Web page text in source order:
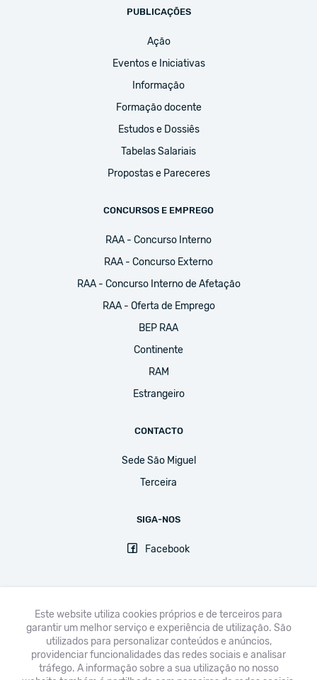
PUBLICAÇÕES
Ação
Eventos e Iniciativas
Informação
Formação docente
Estudos e Dossiês
Tabelas Salariais
Propostas e Pareceres
CONCURSOS E EMPREGO
RAA - Concurso Interno
RAA - Concurso Externo
RAA - Concurso Interno de Afetação
RAA - Oferta de Emprego
BEP RAA
Continente
RAM
Estrangeiro
CONTACTO
Sede São Miguel
Terceira
SIGA-NOS
Facebook
FNE UGT CPLP-SE CSEE-ETUCE EI-IE CSI
Avisos legais & Política de Privacidade
Este website utiliza cookies próprios e de terceiros para
garantir um melhor serviço e experiência de utilização. São
utilizados para personalizar conteúdos e anúncios,
providenciar funcionalidades das redes sociais e analisar
tráfego. A informação sobre a sua utilização no nosso